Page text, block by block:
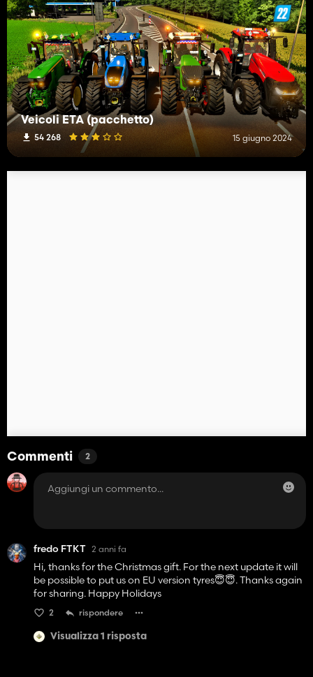
Veicoli ETA (pacchetto)
54 268 15 giugno 2024
Commenti 2
fredo FTKT 2 anni fa
Hi, thanks for the Christmas gift. For the next update it will
be possible to put us on EU version tyres😇😇. Thanks again
for sharing. Happy Holidays
2 rispondere
Visualizza 1 risposta